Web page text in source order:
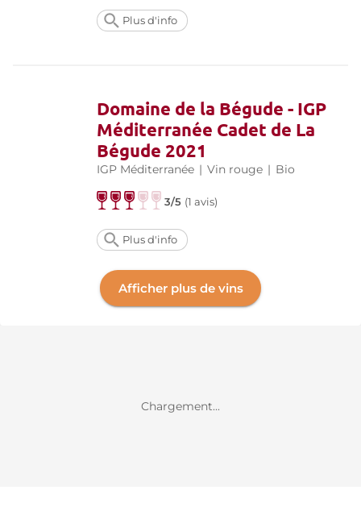
Plus d'info
Domaine de la Bégude - IGP
Méditerranée Cadet de La
Bégude 2021
IGP Méditerranée | Vin rouge | Bio
3/5 (1 avis)
Plus d'info
Afficher plus de vins
Chargement...